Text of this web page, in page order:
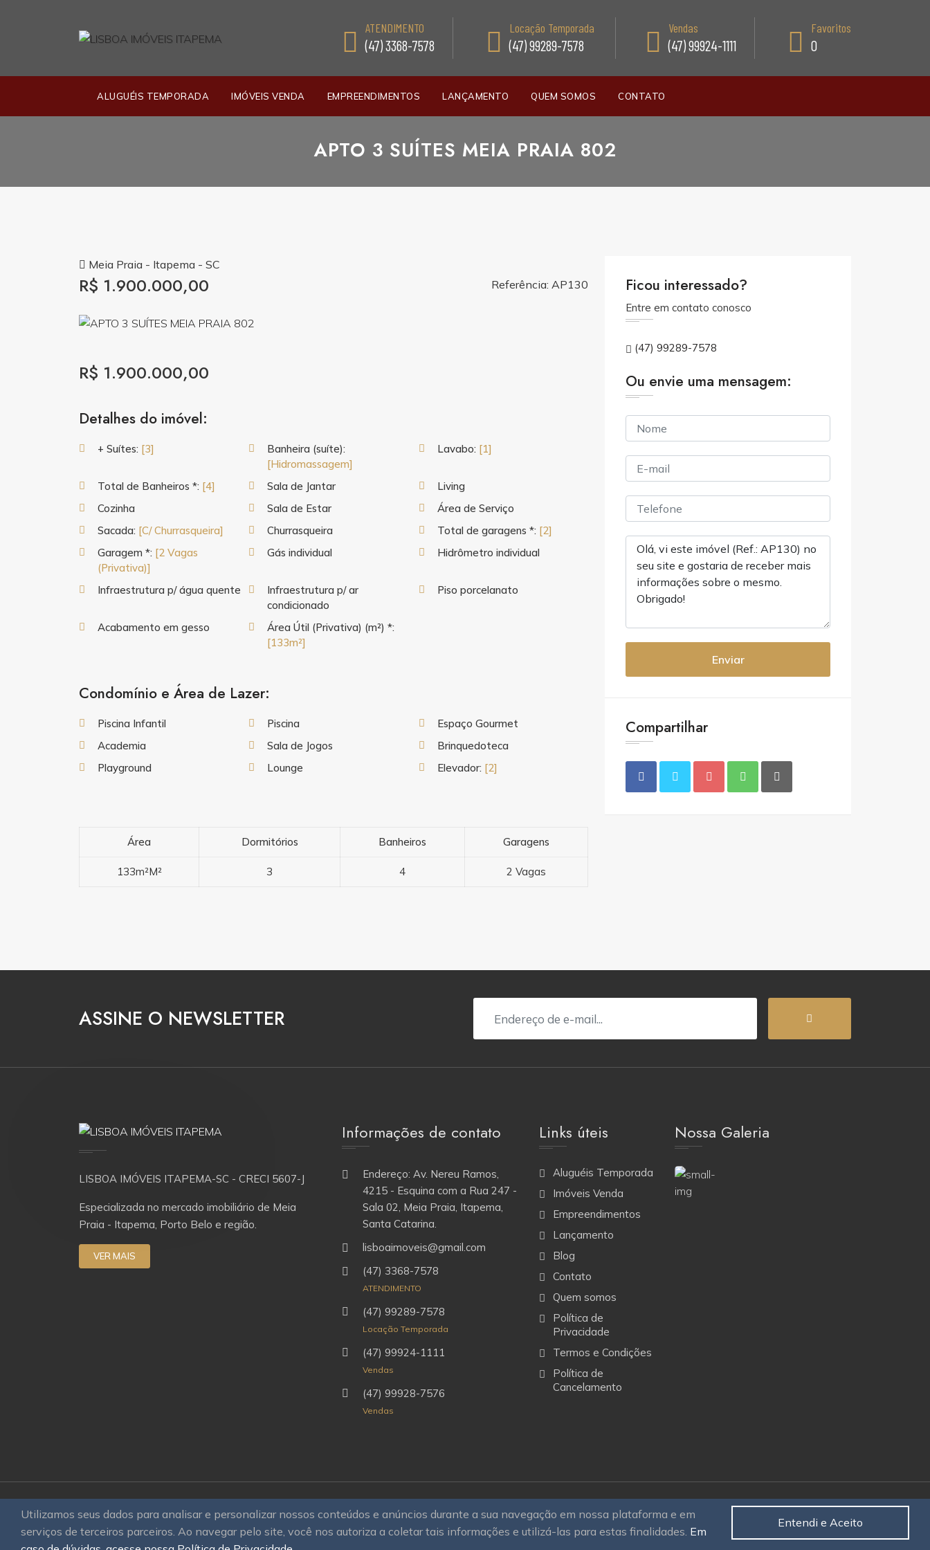
Utilizamos seus dados para analisar e personalizar nossos conteúdos e anúncios durante a sua navegação em nossa plataforma e em
serviços de terceiros parceiros. Ao navegar pelo site, você nos autoriza a coletar tais informações e utilizá-las para estas finalidades. Em
Entendi e Aceito
ATENDIMENTO
(47) 3368-7578
Locação Temporada
(47) 99289-7578
Vendas
(47) 99924-1111
Favoritos
0
ALUGUÉIS TEMPORADA IMÓVEIS VENDA EMPREENDIMENTOS LANÇAMENTO QUEM SOMOS CONTATO
APTO 3 SUÍTES MEIA PRAIA 802
Meia Praia - Itapema - SC
R$ 1.900.000,00 Referência: AP130
R$ 1.900.000,00
Detalhes do imóvel:
+ Suítes: [3]
Banheira (suíte):
[Hidromassagem]
Lavabo: [1]
Total de Banheiros *: [4] Sala de Jantar
Living
Cozinha
Sala de Estar
Área de Serviço
Sacada: [C/ Churrasqueira] Churrasqueira Total de garagens *: [2]
Garagem *: [2 Vagas
(Privativa)]
Gás individual Hidrômetro individual
Infraestrutura p/ água quente
Infraestrutura p/ ar
condicionado
Piso porcelanato
Acabamento em gesso
Área Útil (Privativa) (m²) *:
[133m²]
Condomínio e Área de Lazer:
Piscina Infantil Piscina
Espaço Gourmet
Academia
Sala de Jogos
Brinquedoteca
Playground
Lounge Elevador: [2]
Área Dormitórios Banheiros Garagens
133m²M² 3 4 2 Vagas
Ficou interessado?
Entre em contato conosco
(47) 99289-7578
Ou envie uma mensagem:
Enviar
Compartilhar
ASSINE O NEWSLETTER
LISBOA IMÓVEIS ITAPEMA-SC - CRECI 5607-J
Especializada no mercado imobiliário de Meia
Praia - Itapema, Porto Belo e região.
VER MAIS
Informações de contato
Endereço: Av. Nereu Ramos,
4215 - Esquina com a Rua 247 -
Sala 02, Meia Praia, Itapema,
Santa Catarina.
lisboaimoveis@gmail.com
(47) 3368-7578
ATENDIMENTO
(47) 99289-7578
Locação Temporada
(47) 99924-1111
Vendas
(47) 99928-7576
Vendas
Links úteis
Aluguéis Temporada
Imóveis Venda
Empreendimentos
Lançamento
Blog
Contato
Quem somos
Política de
Privacidade
Termos e Condições
Política de
Cancelamento
Nossa Galeria
© 2026OAWEB site e sistemas para imobiliáriasTodos os direitos
reservados.